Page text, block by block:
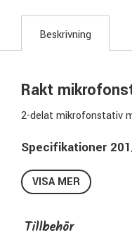
Beskrivning
Rakt
2-delat mikrofonstativ
Specifikationer
Färg: Svart
Höjd: 890 - 1590mm
Material: Stål & gjuten
VISA MER
Tillbehör